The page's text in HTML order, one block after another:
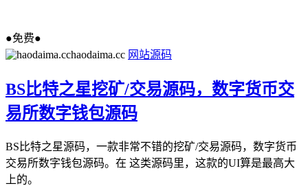
●免费●
haodaima.cc 网站源码
BS比特之星挖矿/交易源码，数字货币交
易所数字钱包源码
BS比特之星源码，一款非常不错的挖矿/交易源码，数字货币
交易所数字钱包源码。在 这类源码里，这款的UI算是最高大
上的。